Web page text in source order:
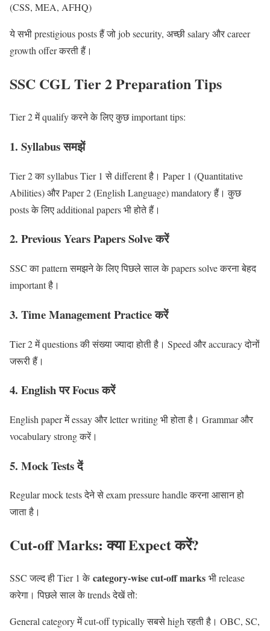
(CSS, MEA, AFHQ)
ये सभी prestigious posts हैं जो job security, अच्छी salary और career
growth offer करती हैं।
SSC CGL Tier 2 Preparation Tips
Tier 2 में qualify करने के लिए कुछ important tips:
1. Syllabus समझें
Tier 2 का syllabus Tier 1 से different है। Paper 1 (Quantitative
Abilities) और Paper 2 (English Language) mandatory हैं। कुछ
posts के लिए additional papers भी होते हैं।
2. Previous Years Papers Solve करें
SSC का pattern समझने के लिए पिछले साल के papers solve करना बेहद
important है।
3. Time Management Practice करें
Tier 2 में questions की संख्या ज्यादा होती है। Speed और accuracy दोनों
जरूरी हैं।
4. English पर Focus करें
English paper में essay और letter writing भी होता है। Grammar और
vocabulary strong करें।
5. Mock Tests दें
Regular mock tests देने से exam pressure handle करना आसान हो
जाता है।
Cut-off Marks: क्या Expect करें?
SSC जल्द ही Tier 1 के category-wise cut-off marks भी release
करेगा। पिछले साल के trends देखें तो:
General category में cut-off typically सबसे high रहती है। OBC, SC,